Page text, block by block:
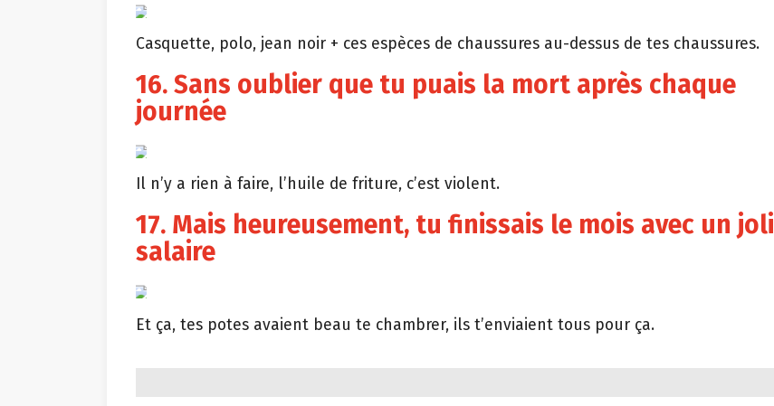
Casquette, polo, jean noir + ces espèces de chaussures au-dessus de tes chaussures.
16. Sans oublier que tu puais la mort après chaque
journée
Il n’y a rien à faire, l’huile de friture, c’est violent.
17. Mais heureusement, tu finissais le mois avec un joli
salaire
Et ça, tes potes avaient beau te chambrer, ils t’enviaient tous pour ça.